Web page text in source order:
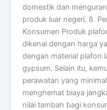
domestik dan
produk luar negeri. 8.
Konsumen Produk
dikenal dengan harga
dengan material plafon
gypsum. Selain itu,
perawatan yang
menghemat biaya
nilai tambah bagi